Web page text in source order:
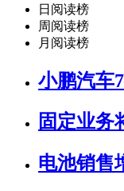
日阅读榜
周阅读榜
月阅读榜
小鹏汽车
固定业务
电池销售